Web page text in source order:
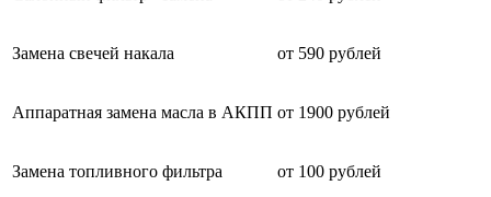
Замена свечей накала от 590 рублей
Аппаратная замена масла в АКПП от 1900 рублей
Замена топливного фильтра от 100 рублей